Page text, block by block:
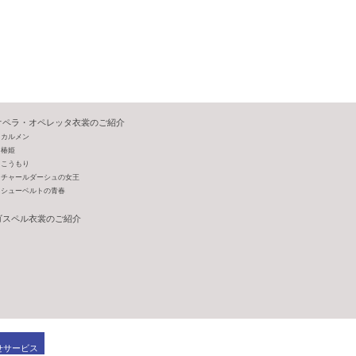
ペラ・オペレッタ衣裳のご紹介
カルメン
椿姫
こうもり
チャールダーシュの女王
シューベルトの青春
スペル衣裳のご紹介
サービス